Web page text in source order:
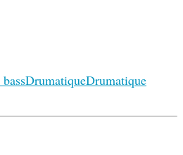
DrumatiqueDrumatique